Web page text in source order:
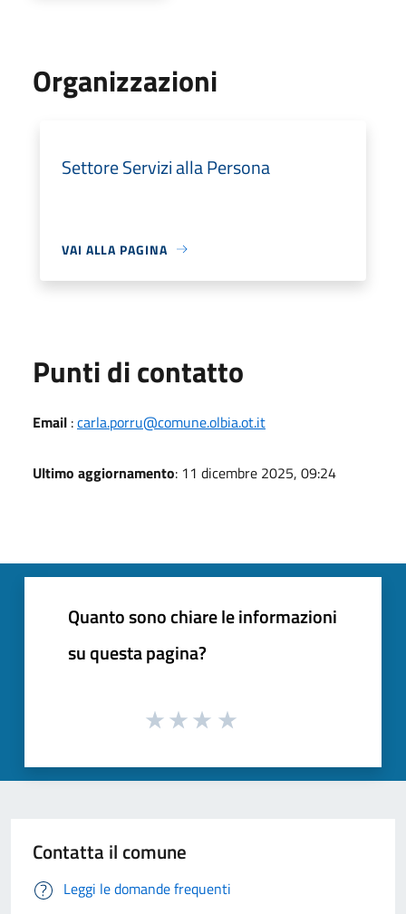
Organizzazioni
Settore Servizi alla Persona
VAI ALLA PAGINA
Punti di contatto
Email :carla.porru@comune.olbia.ot.it
Ultimo aggiornamento: 11 dicembre 2025, 09:24
Quanto sono chiare le informazioni
su questa pagina?
Contatta il comune
Leggi le domande frequenti